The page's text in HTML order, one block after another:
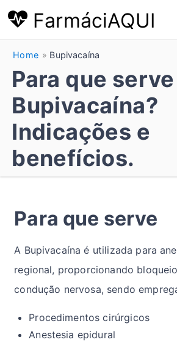
FarmáciAQUI
Home Bupivacaína
Para que serve
Bupivacaína?
Indicações e
benefícios.
Para que serve
A Bupivacaína é utilizada para
regional, proporcionando
condução nervosa, sendo
Procedimentos cirúrgicos
Anestesia epidural